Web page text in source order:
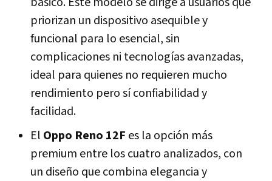
priorizan un dispositivo asequible y
funcional para lo esencial, sin
complicaciones ni tecnologías avanzadas,
ideal para quienes no requieren mucho
rendimiento pero sí confiabilidad y
facilidad.
El Oppo Reno 12F es la opción más
premium entre los cuatro analizados, con
un diseño que combina elegancia y